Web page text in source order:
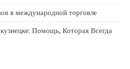
в международной торговле
Помощь, Которая Всегда